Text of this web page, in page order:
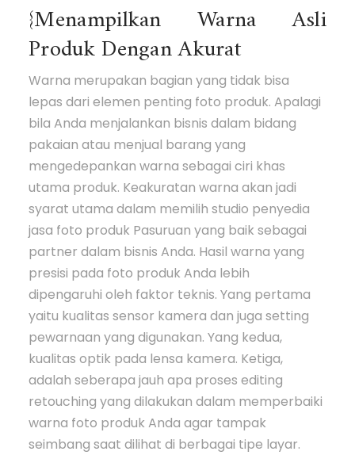
{Menampilkan Warna Asli
Produk Dengan Akurat
Warna merupakan bagian yang tidak bisa
lepas dari elemen penting foto produk. Apalagi
bila Anda menjalankan bisnis dalam bidang
pakaian atau menjual barang yang
mengedepankan warna sebagai ciri khas
utama produk. Keakuratan warna akan jadi
syarat utama dalam memilih studio penyedia
jasa foto produk Pasuruan yang baik sebagai
partner dalam bisnis Anda. Hasil warna yang
presisi pada foto produk Anda lebih
dipengaruhi oleh faktor teknis. Yang pertama
yaitu kualitas sensor kamera dan juga setting
pewarnaan yang digunakan. Yang kedua,
kualitas optik pada lensa kamera. Ketiga,
adalah seberapa jauh apa proses editing
retouching yang dilakukan dalam memperbaiki
warna foto produk Anda agar tampak
seimbang saat dilihat di berbagai tipe layar.